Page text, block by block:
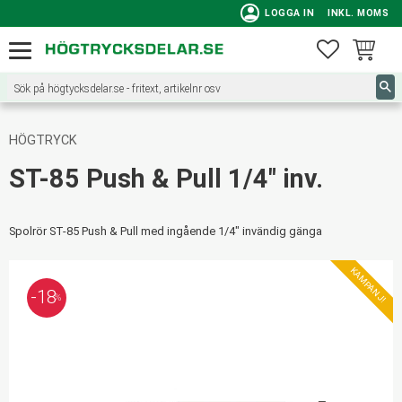
Meny
person LOGGA IN INKL. MOMS
HÖGTRYCK
ST-85 Push & Pull 1/4" inv.
Spolrör ST-85 Push & Pull med ingående 1/4" invändig gänga
18% KAMPANJ!